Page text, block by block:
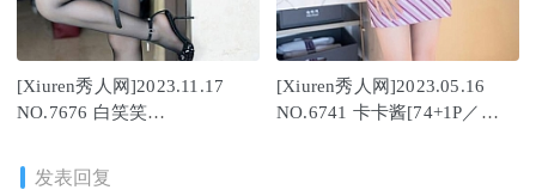
[Xiuren秀人网]2023.11.17
NO.7676 白笑笑
[Xiuren秀人网]2023.05.16
NO.6741 卡卡酱[74+1P／
发表回复